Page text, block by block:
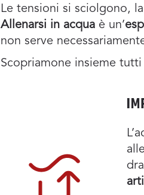
Le tensioni si sciolgono,
Allenarsi in acqua è un’
non serve
Scopriamone insieme